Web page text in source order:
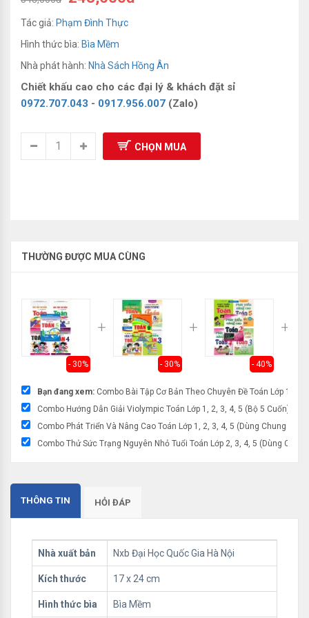
Sách Luyện Thi Olympic
Tác giả: Phạm Đình Thực
Hình thức bìa: Bìa Mềm
Nhà phát hành: Nhà Sách Hồng Ân
Chiết khấu cao cho các đại lý & khách đặt sỉ
0972.707.043 - 0917.956.007 (Zalo)
CHỌN MUA
THƯỜNG ĐƯỢC MUA CÙNG
- 30% - 30% - 40%
Bạn đang xem: Combo Bài Tập Cơ Bản Theo Chuyên Đề Toán Lớp 1, 2,
Combo Hướng Dẫn Giải Violympic Toán Lớp 1, 2, 3, 4, 5 (Bộ 5 Cuốn) -
Combo Phát Triển Và Nâng Cao Toán Lớp 1, 2, 3, 4, 5 (Dùng Chung Cho
Combo Thử Sức Trạng Nguyên Nhỏ Tuổi Toán Lớp 2, 3, 4, 5 (Dùng
THÔNG TIN HỎI ĐÁP
Nhà xuất bản Nxb Đại Học Quốc Gia Hà Nội
Kích thước 17 x 24 cm
Hình thức bìa Bìa Mềm